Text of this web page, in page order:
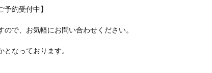
予約受付中】
で、お気軽にお問い合わせください。
なっております。